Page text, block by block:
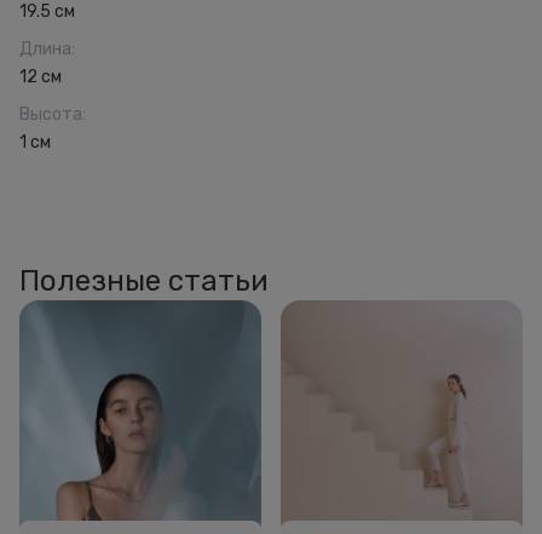
19.5 см
Длина:
12 см
Высота:
1 см
Полезные статьи